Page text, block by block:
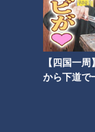
【四国一
から下道で
そんな大野登板
野守備・走塁コ
を明かした。
『彼が一番大変